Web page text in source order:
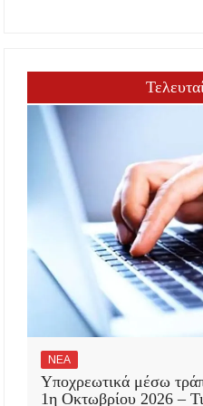
ΝΕΑ
Υποχρεωτικά μέσω
1η Οκτωβρίου 2026 – Τι